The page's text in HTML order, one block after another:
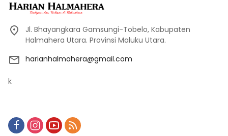
Jl. Bhayangkara Gamsungi-Tobelo, Kabupaten
Halmahera Utara. Provinsi Maluku Utara.
harianhalmahera@gmail.com
k